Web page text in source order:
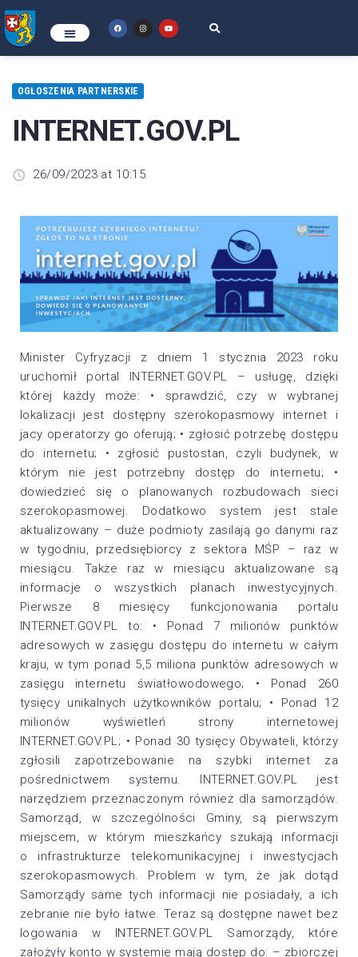
OGŁOSZENIA PARTNERSKIE
INTERNET.GOV.PL
26/09/2023 at 10:15
Minister Cyfryzacji z dniem 1 stycznia 2023 roku
uruchomił portal INTERNET.GOV.PL – usługę, dzięki
której każdy może: • sprawdzić, czy w wybranej
lokalizacji jest dostępny szerokopasmowy internet i
jacy operatorzy go oferują; • zgłosić potrzebę dostępu
do internetu; • zgłosić pustostan, czyli budynek, w
którym nie jest potrzebny dostęp do internetu; •
dowiedzieć się o planowanych rozbudowach sieci
szerokopasmowej. Dodatkowo system jest stale
aktualizowany – duże podmioty zasilają go danymi raz
w tygodniu, przedsiębiorcy z sektora MŚP – raz w
miesiącu. Także raz w miesiącu aktualizowane są
informacje o wszystkich planach inwestycyjnych.
Pierwsze 8 miesięcy funkcjonowania portalu
INTERNET.GOV.PL to: • Ponad 7 milionów punktów
adresowych w zasięgu dostępu do internetu w całym
kraju, w tym ponad 5,5 miliona punktów adresowych w
zasięgu internetu światłowodowego; • Ponad 260
tysięcy unikalnych użytkowników portalu; • Ponad 12
milionów wyświetleń strony internetowej
INTERNET.GOV.PL; • Ponad 30 tysięcy Obywateli, którzy
zgłosili zapotrzebowanie na szybki internet za
pośrednictwem systemu. INTERNET.GOV.PL jest
narzędziem przeznaczonym również dla samorządów.
Samorząd, w szczególności Gminy, są pierwszym
miejscem, w którym mieszkańcy szukają informacji
o infrastrukturze telekomunikacyjnej i inwestycjach
szerokopasmowych. Problem w tym, że jak dotąd
Samorządy same tych informacji nie posiadały, a ich
zebranie nie było łatwe. Teraz są dostępne nawet bez
logowania w INTERNET.GOV.PL Samorządy, które
założyły konto w systemie mają dostęp do: – zbiorczej